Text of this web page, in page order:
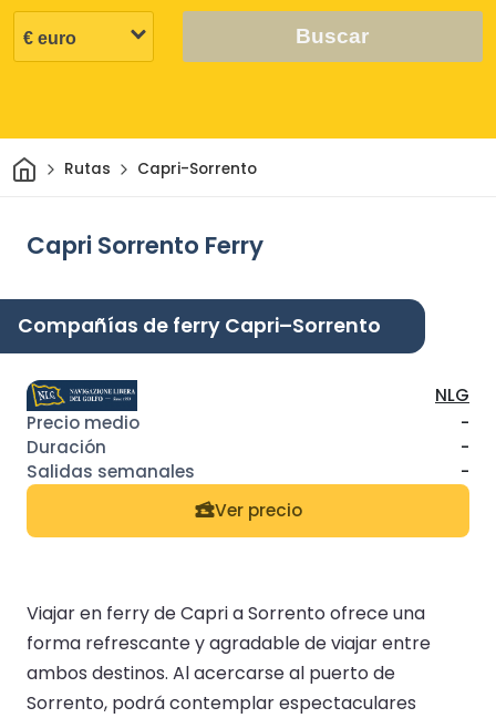
Buscar
InicioRutas Capri-Sorrento
Capri Sorrento Ferry
Compañías de ferry Capri–Sorrento
NLG
-
-
-
Ver precio
Viajar en ferry de Capri a Sorrento ofrece una
forma refrescante y agradable de viajar entre
ambos destinos. Al acercarse al puerto de
Sorrento, podrá contemplar espectaculares